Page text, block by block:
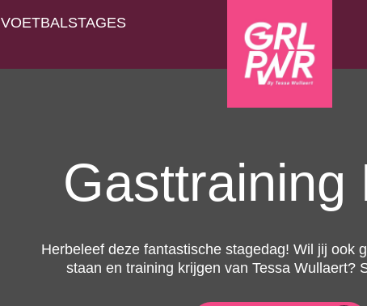
VOETBALSTAGES
Gasttraining
Herbeleef deze fantastische stagedag! Wil jij ook
staan en training krijgen van Tessa Wullaert?